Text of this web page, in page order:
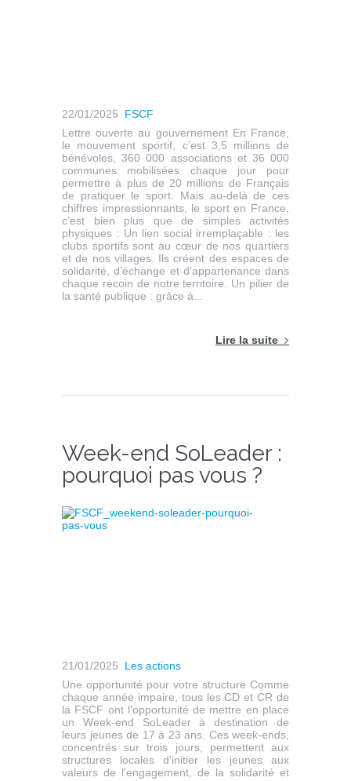
22/01/2025
FSCF
Lettre ouverte au gouvernement En France,
le mouvement sportif, c’est 3,5 millions de
bénévoles, 360 000 associations et 36 000
communes mobilisées chaque jour pour
permettre à plus de 20 millions de Français
de pratiquer le sport. Mais au-delà de ces
chiffres impressionnants, le sport en France,
c’est bien plus que de simples activités
physiques : Un lien social irremplaçable : les
clubs sportifs sont au cœur de nos quartiers
et de nos villages. Ils créent des espaces de
solidarité, d’échange et d’appartenance dans
chaque recoin de notre territoire. Un pilier de
la santé publique : grâce à...
Lire la suite
Week-end SoLeader :
pourquoi pas vous ?
21/01/2025
Les actions
Une opportunité pour votre structure Comme
chaque année impaire, tous les CD et CR de
la FSCF ont l'opportunité de mettre en place
un Week-end SoLeader à destination de
leurs jeunes de 17 à 23 ans. Ces week-ends,
concentrés sur trois jours, permettent aux
structures locales d'initier les jeunes aux
valeurs de l'engagement, de la solidarité et